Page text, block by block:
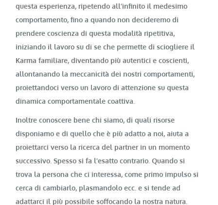
questa esperienza, ripetendo all’infinito il medesimo
comportamento, fino a quando non decideremo di
prendere coscienza di questa modalità ripetitiva,
iniziando il lavoro su di se che permette di sciogliere il
Karma familiare, diventando più autentici e coscienti,
allontanando la meccanicità dei nostri comportamenti,
proiettandoci verso un lavoro di attenzione su questa
dinamica comportamentale coattiva.
Inoltre conoscere bene chi siamo, di quali risorse
disponiamo e di quello che è più adatto a noi, aiuta a
proiettarci verso la ricerca del partner in un momento
successivo. Spesso si fa l’esatto contrario.Quando si
trova la persona che ci interessa, come primo impulso si
cerca di cambiarlo, plasmandolo ecc. e si tende ad
adattarci il più possibile soffocando la nostra natura.